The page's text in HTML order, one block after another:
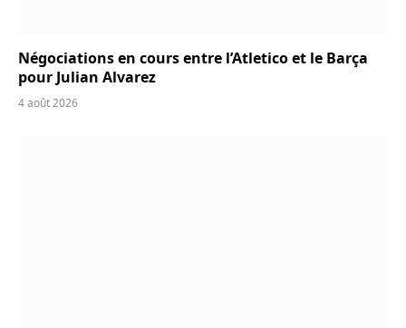
Négociations en cours entre l’Atletico et le Barça
pour Julian Alvarez
4 août 2026